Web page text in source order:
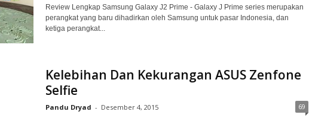
j
Review Lengkap Samsung Galaxy J2 Prime - Galaxy J Prime series merupakan
perangkat yang baru dihadirkan oleh Samsung untuk pasar Indonesia, dan
ketiga perangkat...
Kelebihan Dan Kekurangan ASUS Zenfone
Selfie
Pandu Dryad - Desember 4, 2015 69